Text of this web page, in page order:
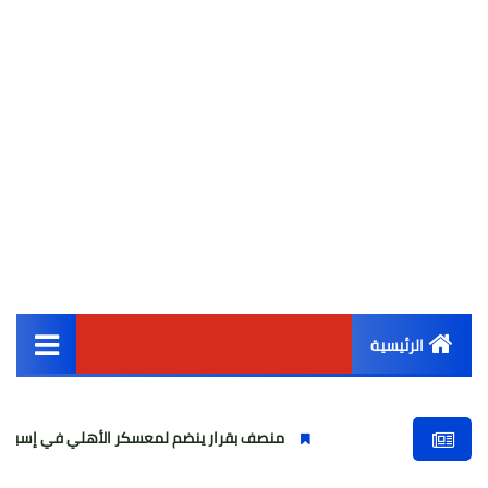
الرئيسية
أخبار مصر
منصف بقرار ينضم لمعسكر الأهلي في إسبانيا استعداداً